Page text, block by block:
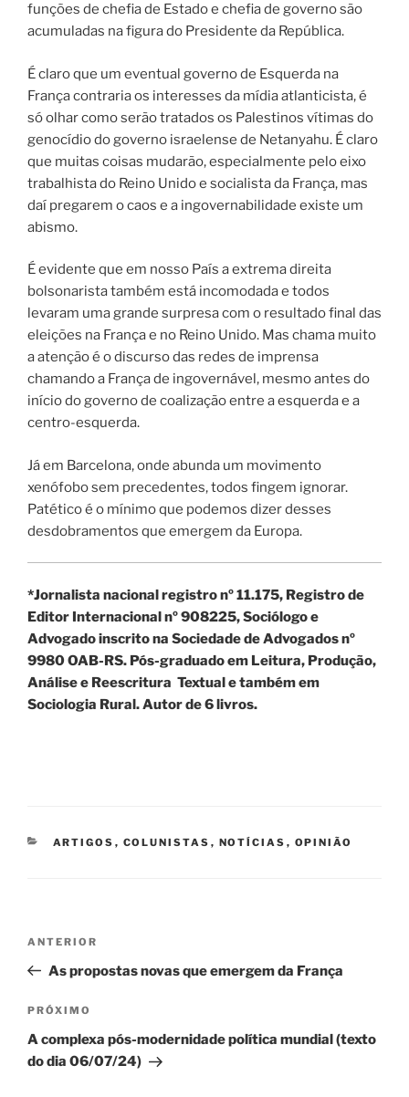
funções de chefia de Estado e chefia de governo são
acumuladas na figura do Presidente da República.
É claro que um eventual governo de Esquerda na
França contraria os interesses da mídia atlanticista, é
só olhar como serão tratados os Palestinos vítimas do
genocídio do governo israelense de Netanyahu. É claro
que muitas coisas mudarão, especialmente pelo eixo
trabalhista do Reino Unido e socialista da França, mas
daí pregarem o caos e a ingovernabilidade existe um
abismo.
É evidente que em nosso País a extrema direita
bolsonarista também está incomodada e todos
levaram uma grande surpresa com o resultado final das
eleições na França e no Reino Unido. Mas chama muito
a atenção é o discurso das redes de imprensa
chamando a França de ingovernável, mesmo antes do
início do governo de coalização entre a esquerda e a
centro-esquerda.
Já em Barcelona, onde abunda um movimento
xenófobo sem precedentes, todos fingem ignorar.
Patético é o mínimo que podemos dizer desses
desdobramentos que emergem da Europa.
*Jornalista nacional registro nº 11.175, Registro de
Editor Internacional nº 908225, Sociólogo e
Advogado inscrito na Sociedade de Advogados nº
9980 OAB-RS. Pós-graduado em Leitura, Produção,
Análise e Reescritura Textual e também em
Sociologia Rural. Autor de 6 livros.
CATEGORIAS
ARTIGOS , COLUNISTAS , NOTÍCIAS , OPINIÃO
Post
Post
anterior
ANTERIOR
As propostas novas que emergem da França
Próximo
post
PRÓXIMO
A complexa pós-modernidade política mundial (texto
do dia 06/07/24)